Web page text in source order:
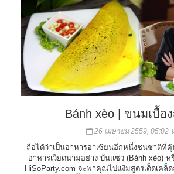
Bánh xèo | ขนมเบื้อ
26 เมษายน 2559, 05:02
ถือได้ว่าเป็นอาหารอาเซียนอีกหนึ่งชนชาติที่
อาหารเวียดนามอย่าง บั่นแซว (Bánh xèo)
HiSoParty.com จะพาคุณไปแง้มสูตรเด็ดเค